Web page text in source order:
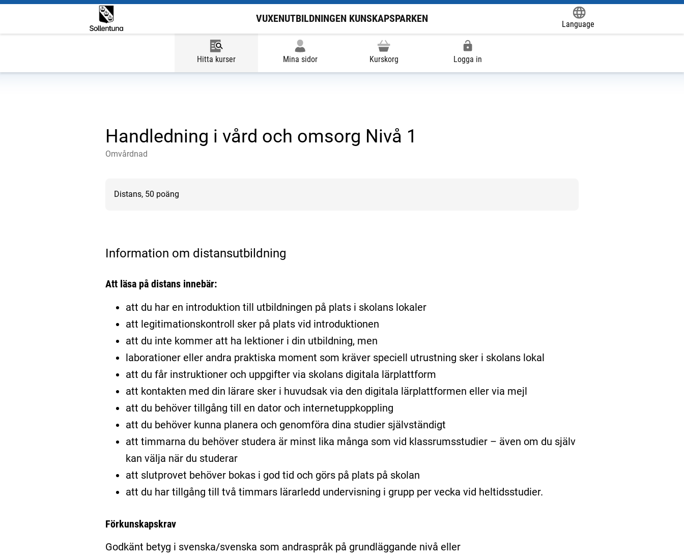
VUXENUTBILDNINGEN KUNSKAPSPARKEN
Language
Hitta kurser Mina sidor Kurskorg Logga in
Handledning i vård och omsorg Nivå 1
Omvårdnad
Distans, 50 poäng
Information om distansutbildning
Att läsa på distans innebär:
att du har en introduktion till utbildningen på plats i skolans lokaler
att legitimationskontroll sker på plats vid introduktionen
att du inte kommer att ha lektioner i din utbildning, men
laborationer eller andra praktiska moment som kräver speciell utrustning sker i skolans lokal
att du får instruktioner och uppgifter via skolans digitala lärplattform
att kontakten med din lärare sker i huvudsak via den digitala lärplattformen eller via mejl
att du behöver tillgång till en dator och internetuppkoppling
att du behöver kunna planera och genomföra dina studier självständigt
att timmarna du behöver studera är minst lika många som vid klassrumsstudier – även om du själv
kan välja när du studerar
att slutprovet behöver bokas i god tid och görs på plats på skolan
att du har tillgång till två timmars lärarledd undervisning i grupp per vecka vid heltidsstudier.
Förkunskapskrav
Godkänt betyg i svenska/svenska som andraspråk på grundläggande nivå eller